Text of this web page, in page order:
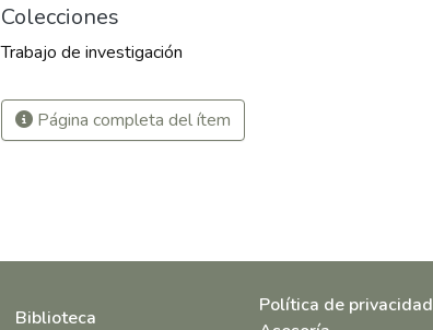
Colecciones
Trabajo de investigación
Página completa del ítem
Biblioteca
Política de privacidad